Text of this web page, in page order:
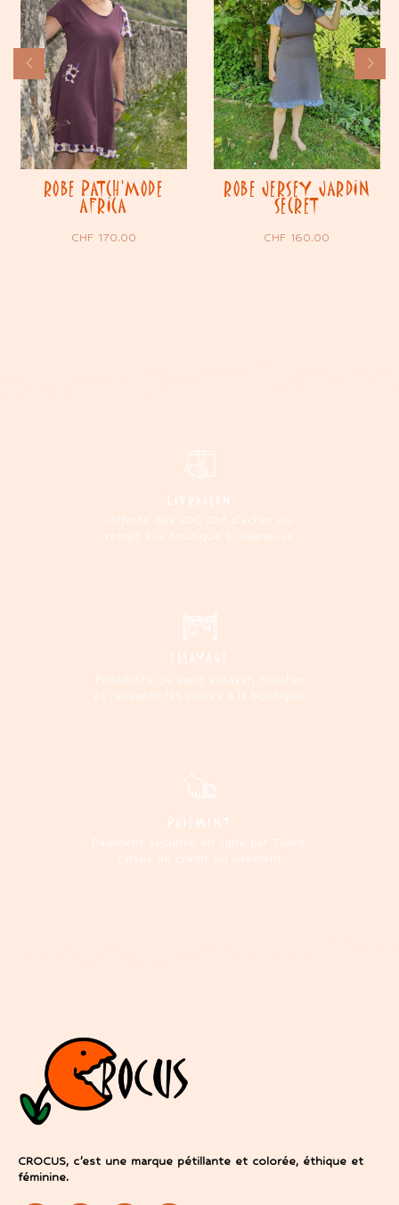
ROBE PATCH’MODE
AFRICA
CHF170.00
ROBE JERSEY JARDIN
SECRET
CHF 160.00
LIVRAISON
Offerte dès 200 Chf d'achat ou
retrait à la boutique à Villeneuve
ESSAYAGE
Possibilité de venir essayer, toucher
et ressentir les pièces à la boutique.
PAIEMENT
Paiement sécurisé en ligne par Twint,
cartes de crédit ou virement
CROCUS, c’est une marque pétillante et colorée, éthique et
féminine.